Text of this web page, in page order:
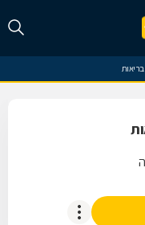
בריאות